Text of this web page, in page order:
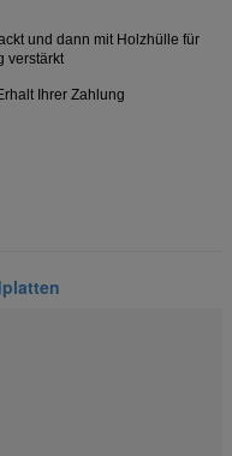
und dann mit Holzhülle für
verstärkt
Ihrer Zahlung